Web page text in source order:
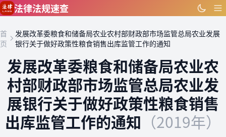
跳到主要内容
法律法规速查
首
页
发展改革委粮食和储备局农业农村部财政部市场监管总局农业发展
银行关于做好政策性粮食销售出库监管工作的通知
发展改革委粮食和储备局农业农
村部财政部市场监管总局农业发
展银行关于做好政策性粮食销售
出库监管工作的通知 （2019年）